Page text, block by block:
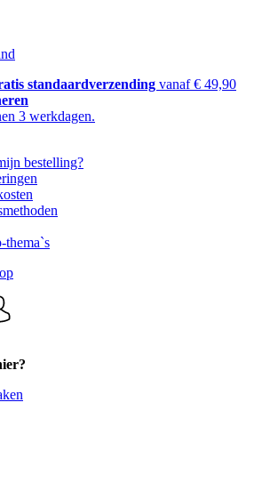
standaardverzending vanaf € 49,90
3 werkdagen.
bestelling?
thema`s